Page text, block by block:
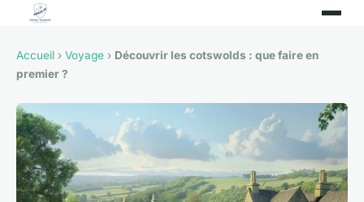
Accueil › Voyage › Découvrir les cotswolds : que faire en
premier ?